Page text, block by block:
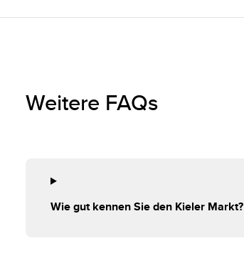
Weitere FAQs
Wie gut kennen Sie den Kieler Markt?